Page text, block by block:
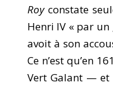
Royconstate
Henri IV « par
avoit à son
Ce n’est qu’en
Vert Galant — et